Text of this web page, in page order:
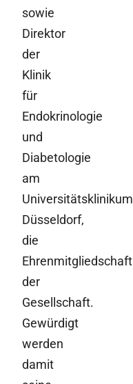
sowie
Direktor
der
Klinik
für
Endokrinologie
und
Diabetologie
am
Universitätsklinikum
Düsseldorf,
die
Ehrenmitgliedschaft
der
Gesellschaft.
Gewürdigt
werden
damit